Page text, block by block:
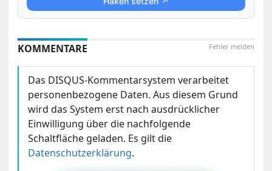
Fehler melden
KOMMENTARE
Das DISQUS-Kommentarsystem verarbeitet
personenbezogene Daten. Aus diesem Grund
wird das System erst nach ausdrücklicher
Einwilligung über die nachfolgende
Schaltfläche geladen. Es gilt die
Datenschutzerklärung.